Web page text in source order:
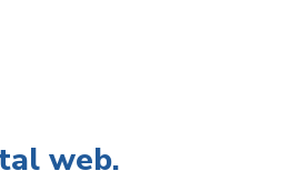
web.